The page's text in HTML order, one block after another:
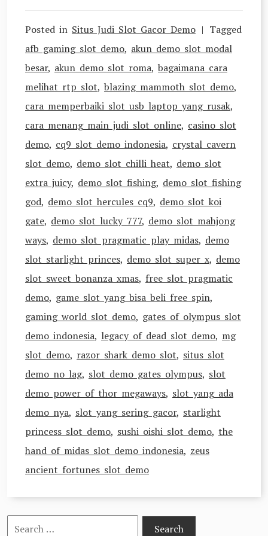
Posted in Situs Judi Slot Gacor Demo
Tagged
afb gaming slot demo, akun demo slot modal
besar, akun demo slot roma, bagaimana cara
melihat rtp slot, blazing mammoth slot demo,
cara memperbaiki slot usb laptop yang rusak,
cara menang main judi slot online, casino slot
demo, cq9 slot demo indonesia, crystal cavern
slot demo, demo slot chilli heat, demo slot
extra juicy, demo slot fishing, demo slot fishing
god, demo slot hercules cq9, demo slot koi
gate, demo slot lucky 777, demo slot mahjong
ways, demo slot pragmatic play midas, demo
slot starlight princes, demo slot super x, demo
slot sweet bonanza xmas, free slot pragmatic
demo, game slot yang bisa beli free spin,
gaming world slot demo, gates of olympus slot
demo indonesia, legacy of dead slot demo, mg
slot demo, razor shark demo slot, situs slot
demo no lag, slot demo gates olympus, slot
demo power of thor megaways, slot yang ada
demo nya, slot yang sering gacor, starlight
princess slot demo, sushi oishi slot demo, the
hand of midas slot demo indonesia, zeus
ancient fortunes slot demo
Search